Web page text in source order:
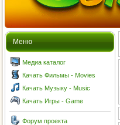
Меню
Медиа каталог
Качать Фильмы - Movies
Качать Музыку - Music
Качать Игры - Game
Форум проекта